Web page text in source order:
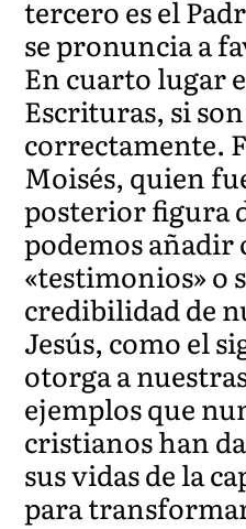
tercero es el
se pronuncia a
En cuarto lugar
Escrituras, si
correctamente.
Moisés, quien
posterior figura
podemos añadir
«testimonios» o
credibilidad de
Jesús, como el
otorga a
ejemplos que
cristianos han
sus vidas de la
para